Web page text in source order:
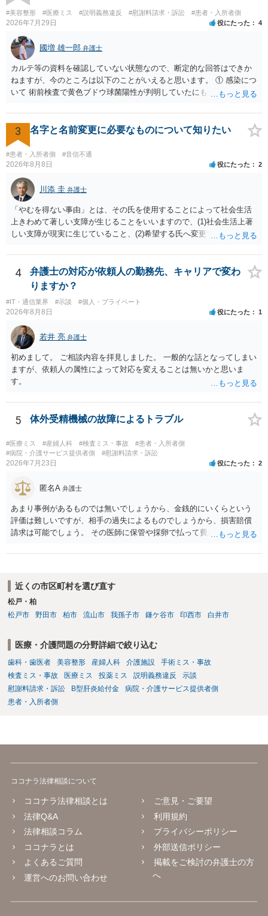
談してみてはいかがでしょうか。 以上、ご参考まで。
#美容整形 #医療ミス #説明義務違反 #慰謝料請求・訴訟 #患者・入所者側
2026年7月29日 役にたった 4
國増 雄一郎 弁護士
カルテ等の資料を確認していない状態なので、断定的な回答はできか
ねますが、今のところは以下のことがいえると思います。 ① 感染につ
いて 術前検査で黄色ブドウ球菌陽性が判明していたにもかかわらず、
的な医療水準に照らして相当でないと判断された場合には、相手方の
過失が認められる可能性があります。 当時の標準的な医療水準につい
ては、リサーチの必要性があると思います。 ② 肋軟骨採取について
仮に左右でリスクが著しくことなるという事実が立証できるのであれ
ば、それに関する説明や選択の機会が与えられなかったことは、説明
義務違反にあたり、慰謝料が請求できる可能性があります。 ③ 鼻孔縁
挙上について 施術内容に「鼻孔緑挙上」が含まれる合意がある事実
と、それを相手方が勝手に取りやめた事実を立証できれば、債務不履
行責任を追及できる可能性があります。 また術中の変更可能性に関す
る事前の説明がなされていないのであれば、説明義務違反にあたり、
これについても損害賠償請求できる可能性があります。 詳しくは、術
緑挙上が含まれる合意がある事実を推認させる事実になると思われま
す。 ④当初の手術費用の返金や、他院での修正手術費用についても補
失又は債務不履行（他に過失又は債務不履行がある場合はそれも含
費用）との間に相当因果関係が認められる場合は、補償を求めること
は可能です。 以上です。 何かあればご連絡ください。
3 名字と名前変更に必要なものについて知りたい
#患者・入所者側 #音信不通
2026年8月8日 役にたった 2
川添 圭 弁護士
「やむを得ない事由」とは、その氏を使用することによって社会生活
上きわめて著しい支障が生じることをいいますので、(1)社会生活上著
しい支障が現実に生じていること、(2)希望する氏へ変更できればその
できるかどうかがポイントです。 記録中に現れた一切の事情が判断対
象ですので、上記(1)と(2)を説明できる資料は全て（ただし理路整然
に）提出することが必要になります。「フラッシュバック」とのこと
なので、例えば、医学上確立されているPTSDの診断基準に合致した説
明とそれに沿う資料の提出が必要になってくるように思います。 精神
的・心理的な理由の氏変更は様々な意味でハードルがかなり高く、弁
護士へ依頼しても苦労することが強く予想されるところです。、もし
本人申立てをお考えであれば、医学知識はもちろん法律知識も要求さ
れますので、性急な申立てをせず、知識と資料をしっかりと揃えて、
万全の体制で申立てに臨んだ方がよいと思われます。
4
弁護士の対応が依頼人の勤務先、キャリアで変わ
りますか？
#IT・通信業界 #示談 #個人・プライベート
2026年8月8日 役にたった 1
若井 亮 弁護士
初めまして。 ご相談内容を拝見しました。 一般的な話となってしまい
ますが、依頼人の属性によって対応を変えることは無いかと思いま
す。
5 体外受精機械の故障によるトラブル
#医療ミス #産婦人科 #検査ミス・事故
#患者・入所者側
#病院・介護サービス提供者側
#慰謝料請求・訴訟
2026年7月23日 役にたった 2
匿名A 弁護士
あまり事例があるものでは無いでしょうから、金銭的にいくらという
評価は難しいですが、相手の過失によるものでしょうから、損害賠償
請求は可能でしょう。 その医師に保管や採卵で払って費用の返金＋α
思います。
近くの市区町村を選び直す
松戸・柏
松戸市
野田市 柏市 流山市 我孫子市 鎌ケ谷市 印西市 白井市
医療・介護問題の分野詳細で絞り込む
歯科・歯医者 美容整形 産婦人科 介護施設
手術ミス・事故
検査ミス・事故
医療ミス 投薬ミス 説明義務違反
示談
慰謝料請求・訴訟
B型肝炎給付金
病院・介護サービス提供者側
患者・入所者側
ココナラ法律相談について
ココナラ法律相談とは
法律Q&A
法律相談コラム
ココナラとは
よくあるご質問
運営へのお問い合わせ
ご意見・ご要望
利用規約
プライバシーポリシー
外部送信ポリシー
掲載をご検討の弁護士の方
へ